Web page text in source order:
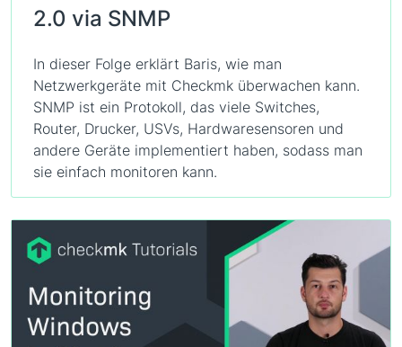
2.0 via SNMP
In dieser Folge erklärt Baris, wie man
Netzwerkgeräte mit Checkmk überwachen kann.
SNMP ist ein Protokoll, das viele Switches,
Router, Drucker, USVs, Hardwaresensoren und
andere Geräte implementiert haben, sodass man
sie einfach monitoren kann.